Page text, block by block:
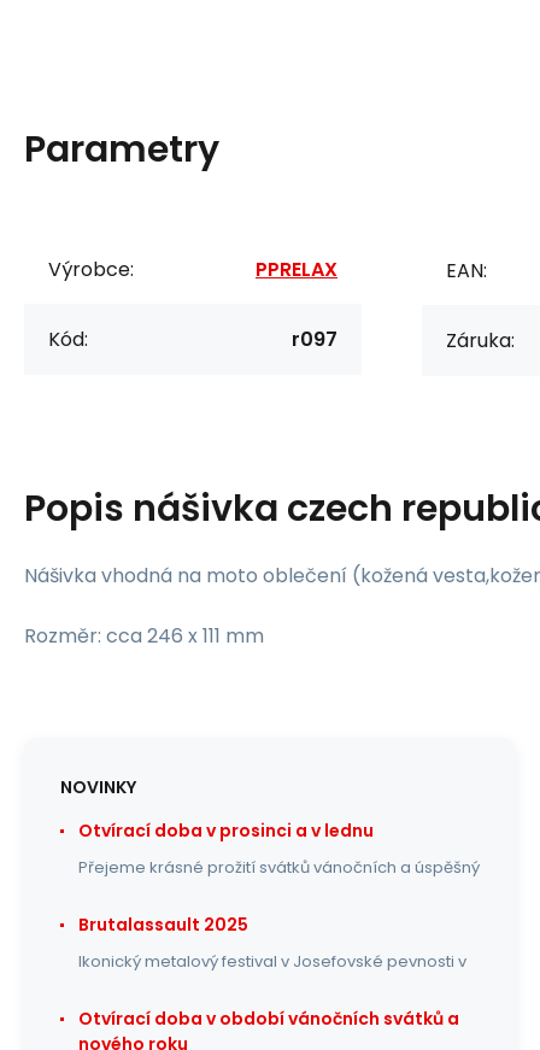
Parametry
Výrobce: PPRELAX
Kód: r097
EAN:
Záruka:
Popis nášivka czech
Nášivka vhodná na moto oblečení (kožená
Rozměr: cca 246 x 111 mm
NOVINKY
Otvírací doba v prosinci a v lednu
Přejeme krásné prožití svátků vánočních a úspěšný
Brutalassault 2025
Ikonický metalový festival v Josefovské pevnosti v
Otvírací doba v období vánočních svátků a
nového roku